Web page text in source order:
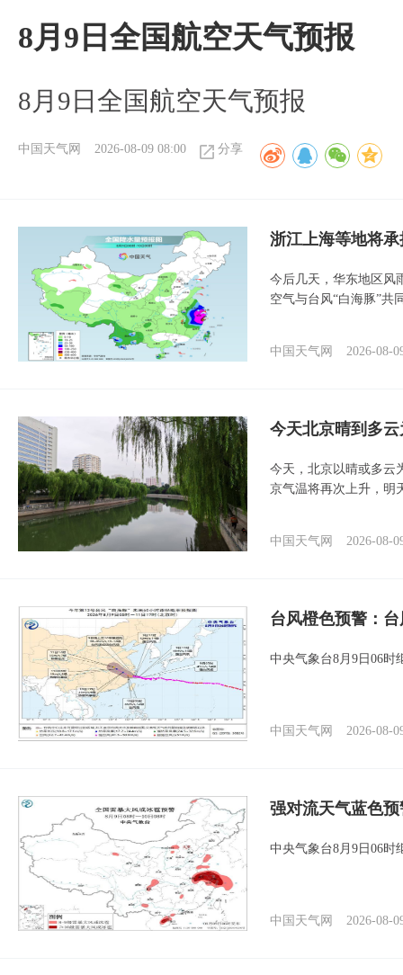
8月9日全国航空天气预报
8月9日全国航空天气预报​
中国天气网 2026-08-09 08:00 分享
浙江上海等地将
今后几天，华东地区风
空气与台风“白海豚”共
中国天气网 2026-08-
今天北京晴到多
今天，北京以晴或多云
京气温将再次上升，明
中国天气网 2026-08-
台风橙色预警：
中央气象台8月9日06时
中国天气网 2026-08-
强对流天气蓝色
中央气象台8月9日06时
中国天气网 2026-08-